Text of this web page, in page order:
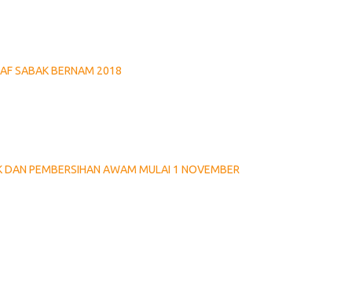
SABAK BERNAM 2018
PEMBERSIHAN AWAM MULAI 1 NOVEMBER